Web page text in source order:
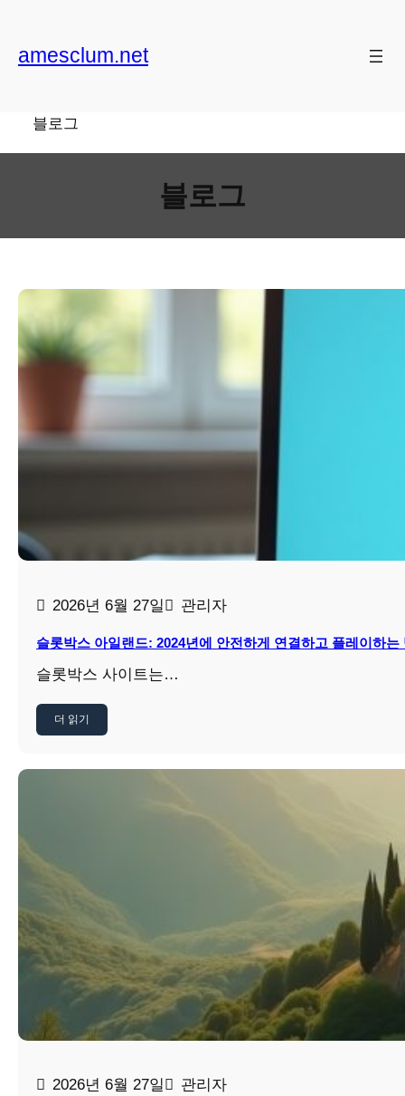
content
amesclum.net
블로그
블로그
2026년 6월 27일 관리자
슬롯박스 아일랜드: 2024년에 안전하게 연결하고 플레이하는
슬롯박스 사이트는…
더 읽기
2026년 6월 27일 관리자